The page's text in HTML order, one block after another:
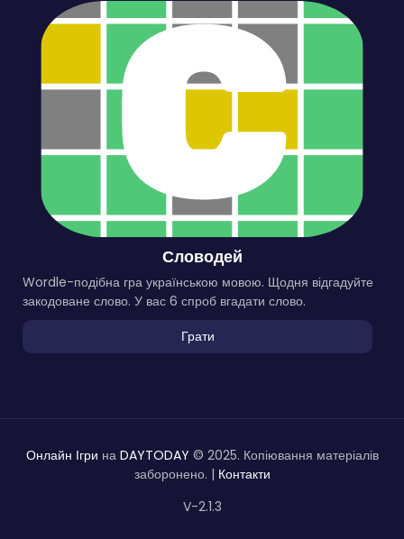
Словодей
Wordle-подібна гра українською мовою. Щодня відгадуйте
закодоване слово. У вас 6 спроб вгадати слово.
Грати
Онлайн Ігри на DAYTODAY © 2025. Копіювання матеріалів
заборонено. | Контакти
V-2.1.3